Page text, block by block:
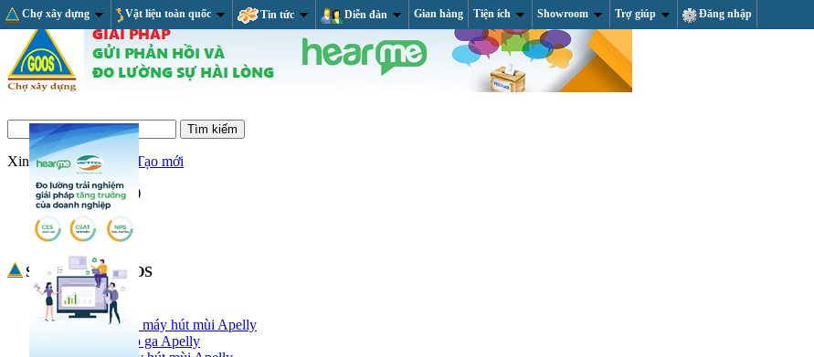
Chợ xây dựng Vật liệu toàn quốc Tin tức Diễn đàn Gian hàng Tiện ích Showroom Trợ giúp Đăng nhập
Xin chào,Đăng nhập/Tạo mới
Giỏ hàng (trống)
RSS Feed
Sản phẩm tại GOOS
Thiết bị nhà bếp
Bếp ga và máy hút mùi Apelly
Bếp ga Apelly